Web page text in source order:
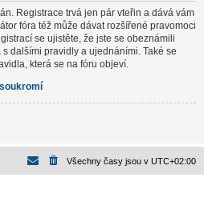
Registrace trvá jen pár vteřin a dává vám
fóra též může dávat rozšířené pravomoci
se ujistěte, že jste se obeznámili
dalšími pravidly a ujednáními. Také se
která se na fóru objeví.
Všechny časy jsou v UTC+02:00